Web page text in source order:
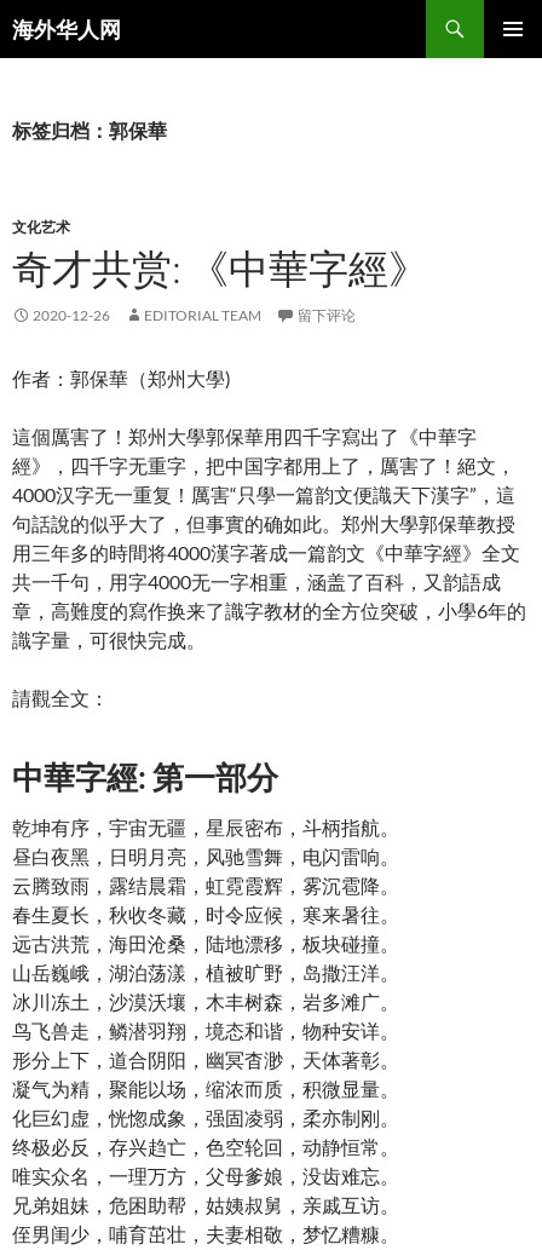
海外华人网
搜
索
文
标签归档：郭保華
文化艺术
奇才共赏: 《中華字經》
2020-12-26 EDITORIAL TEAM 留下评论
作者：郭保華（郑州大學)
這個厲害了！郑州大學郭保華用四千字寫出了《中華字
經》，四千字无重字，把中国字都用上了，厲害了！絕文，
4000汉字无一重复！厲害“只學一篇韵文便識天下漢字”，這
句話說的似乎大了，但事實的确如此。郑州大學郭保華教授
用三年多的時間将4000漢字著成一篇韵文《中華字經》全文
共一千句，用字4000无一字相重，涵盖了百科，又韵語成
章，高難度的寫作换来了識字教材的全方位突破，小學6年的
識字量，可很快完成。
請觀全文：
中華字經: 第一部分
乾坤有序，宇宙无疆，星辰密布，斗柄指航。
昼白夜黑，日明月亮，风驰雪舞，电闪雷响。
云腾致雨，露结晨霜，虹霓霞辉，雾沉雹降。
春生夏长，秋收冬藏，时令应候，寒来暑往。
远古洪荒，海田沧桑，陆地漂移，板块碰撞。
山岳巍峨，湖泊荡漾，植被旷野，岛撒汪洋。
冰川冻土，沙漠沃壤，木丰树森，岩多滩广。
鸟飞兽走，鳞潜羽翔，境态和谐，物种安详。
形分上下，道合阴阳，幽冥杳渺，天体著彰。
凝气为精，聚能以场，缩浓而质，积微显量。
化巨幻虚，恍惚成象，强固凌弱，柔亦制刚。
终极必反，存兴趋亡，色空轮回，动静恒常。
唯实众名，一理万方，父母爹娘，没齿难忘。
兄弟姐妹，危困助帮，姑姨叔舅，亲戚互访。
侄男闺少，哺育茁壮，夫妻相敬，梦忆糟糠。